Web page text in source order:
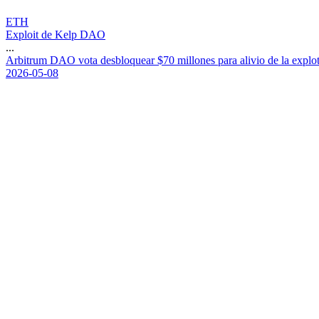
ETH
Exploit de Kelp DAO
...
Arbitrum DAO vota desbloquear $70 millones para alivio de la explot
2026-05-08